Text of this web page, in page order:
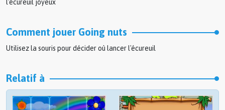
l'écureuil joyeux
Comment jouer Going nuts
Utilisez la souris pour décider où lancer l'écureuil
Relatif à